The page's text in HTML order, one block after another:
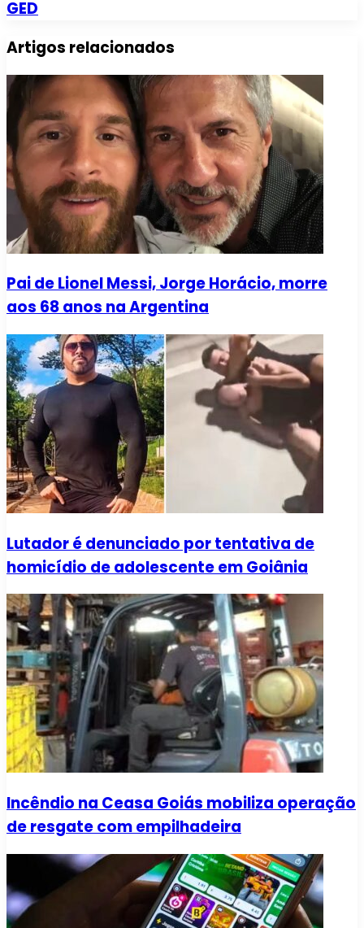
GED
Artigos relacionados
Pai de Lionel Messi, Jorge Horácio, morre
aos 68 anos na Argentina
Lutador é denunciado por tentativa de
homicídio de adolescente em Goiânia
Incêndio na Ceasa Goiás mobiliza operação
de resgate com empilhadeira